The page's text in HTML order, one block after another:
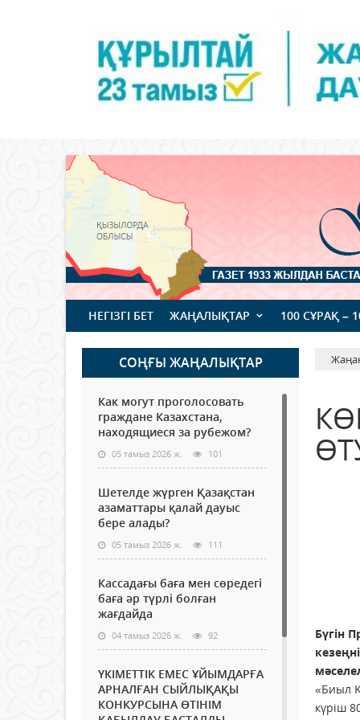
НЕГІЗГІ БЕТ ЖАҢАЛЫҚТАР 100 СҰРАҚ –
СОҢҒЫ ЖАҢАЛЫҚТАР
Как могут проголосовать
граждане Казахстана,
находящиеся за рубежом?
05 тамыз 2026 ж. 101
Шетелде жүрген Қазақстан
азаматтары қалай дауыс
бере алады?
05 тамыз 2026 ж. 111
Кассадағы баға мен сөредегі
баға әр түрлі болған
жағдайда
04 тамыз 2026 ж. 92
ҮКІМЕТТІК ЕМЕС ҰЙЫМДАРҒА
АРНАЛҒАН СЫЙЛЫҚАҚЫ
КОНКУРСЫНА ӨТІНІМ
Бүгін
«Биыл
күріш